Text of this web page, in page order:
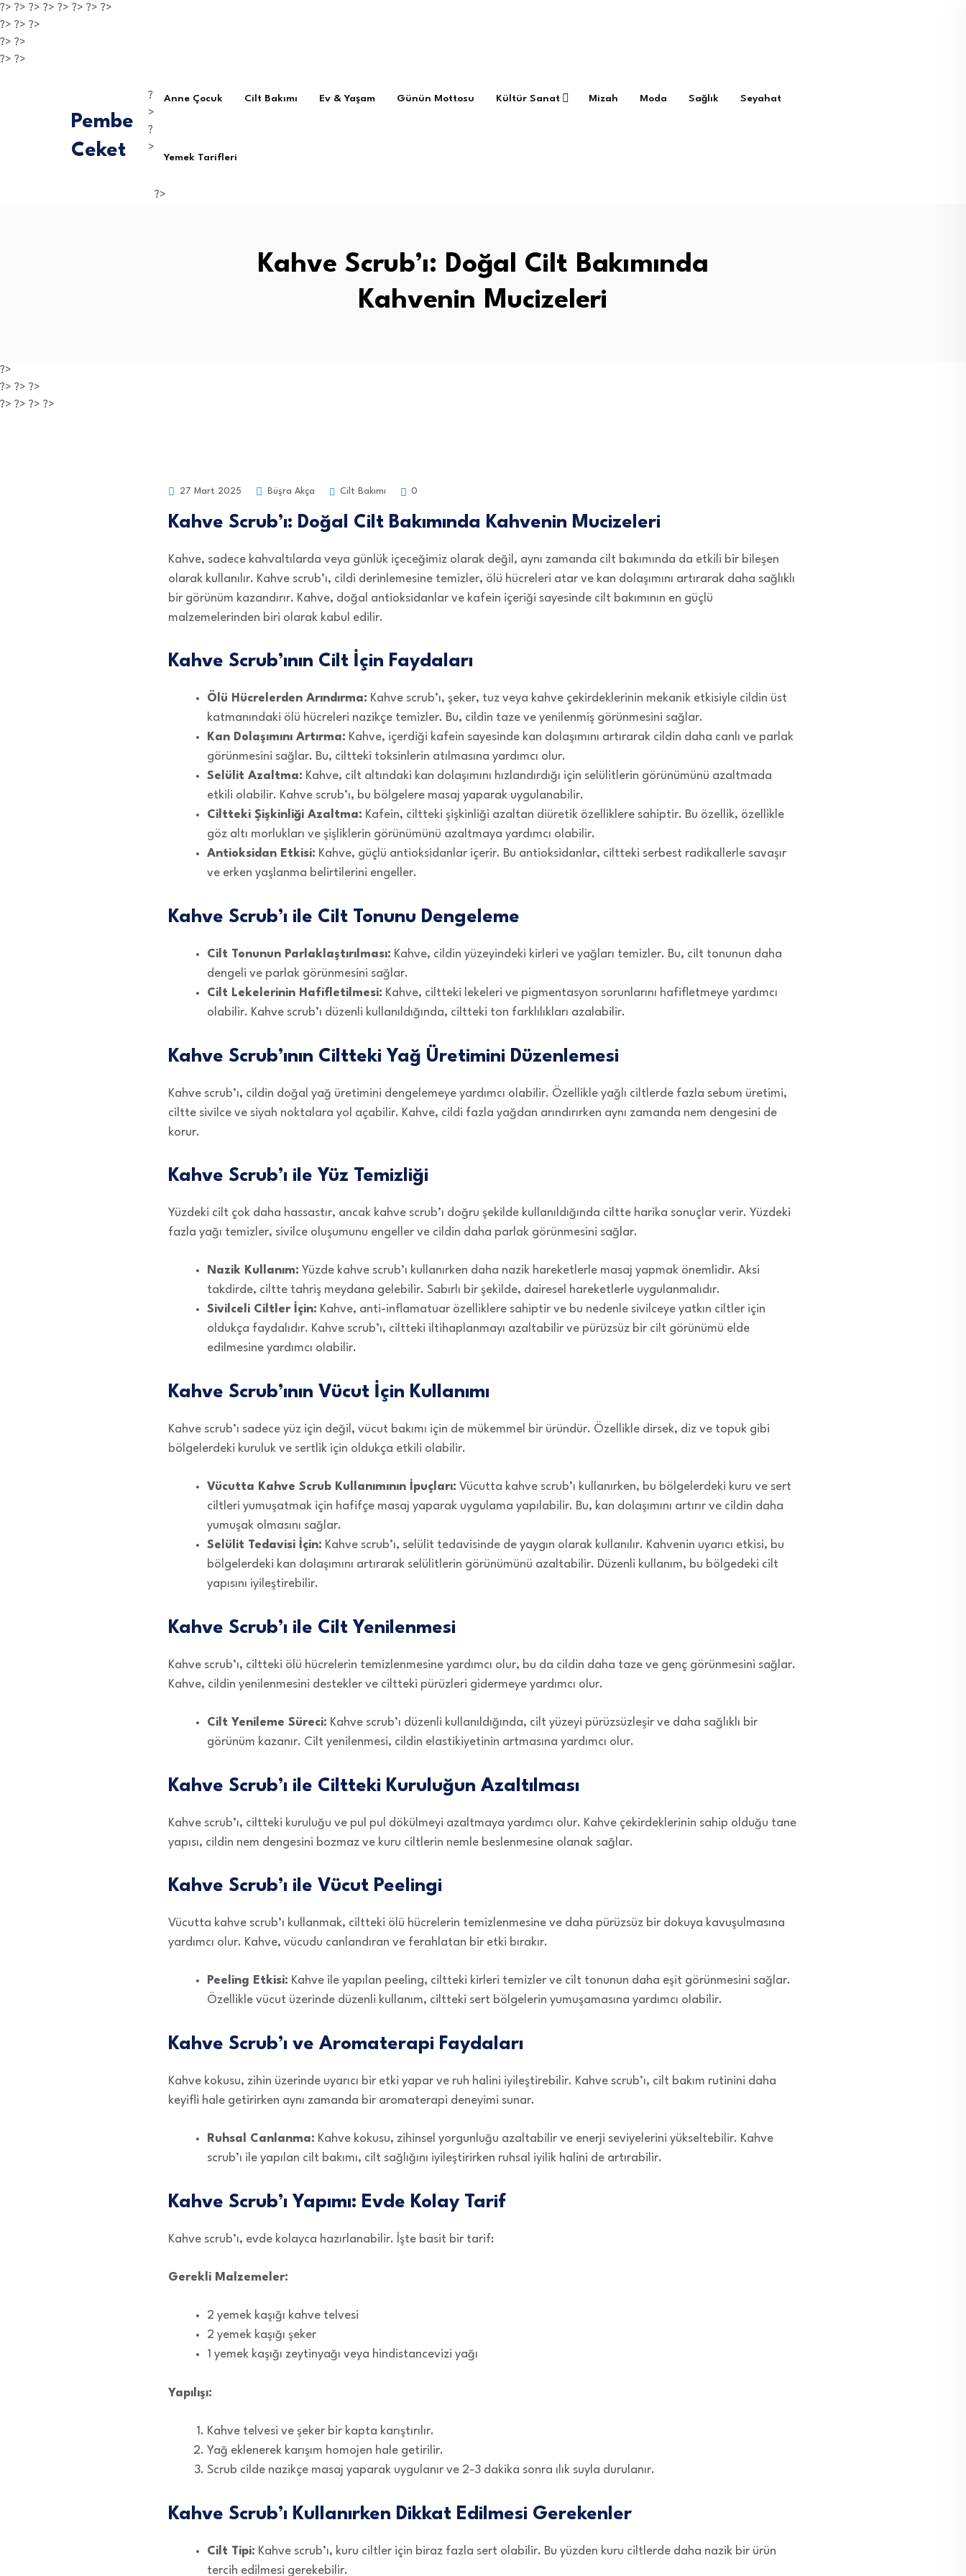
?> ?> ?> ?> ?> ?> ?> ?>
?> ?> ?>
?> ?>
?> ?>
Pembe
Ceket
?
>
?
>
Anne Çocuk Cilt Bakımı Ev & Yaşam Günün Mottosu Kültür Sanat Mizah Moda Sağlık Seyahat
Yemek Tarifleri
?>
Kahve Scrub’ı: Doğal Cilt Bakımında
Kahvenin Mucizeleri
?>
?> ?> ?>
?> ?> ?> ?>
27 Mart 2025 Büşra Akça Cilt Bakımı 0
Kahve Scrub’ı: Doğal Cilt Bakımında Kahvenin Mucizeleri
Kahve, sadece kahvaltılarda veya günlük içeceğimiz olarak değil, aynı zamanda cilt bakımında da etkili bir bileşen
olarak kullanılır. Kahve scrub’ı, cildi derinlemesine temizler, ölü hücreleri atar ve kan dolaşımını artırarak daha sağlıklı
bir görünüm kazandırır. Kahve, doğal antioksidanlar ve kafein içeriği sayesinde cilt bakımının en güçlü
malzemelerinden biri olarak kabul edilir.
Kahve Scrub’ının Cilt İçin Faydaları
Ölü Hücrelerden Arındırma: Kahve scrub’ı, şeker, tuz veya kahve çekirdeklerinin mekanik etkisiyle cildin üst
katmanındaki ölü hücreleri nazikçe temizler. Bu, cildin taze ve yenilenmiş görünmesini sağlar.
Kan Dolaşımını Artırma: Kahve, içerdiği kafein sayesinde kan dolaşımını artırarak cildin daha canlı ve parlak
görünmesini sağlar. Bu, ciltteki toksinlerin atılmasına yardımcı olur.
Selülit Azaltma: Kahve, cilt altındaki kan dolaşımını hızlandırdığı için selülitlerin görünümünü azaltmada
etkili olabilir. Kahve scrub’ı, bu bölgelere masaj yaparak uygulanabilir.
Ciltteki Şişkinliği Azaltma: Kafein, ciltteki şişkinliği azaltan diüretik özelliklere sahiptir. Bu özellik, özellikle
göz altı morlukları ve şişliklerin görünümünü azaltmaya yardımcı olabilir.
Antioksidan Etkisi: Kahve, güçlü antioksidanlar içerir. Bu antioksidanlar, ciltteki serbest radikallerle savaşır
ve erken yaşlanma belirtilerini engeller.
Kahve Scrub’ı ile Cilt Tonunu Dengeleme
Cilt Tonunun Parlaklaştırılması: Kahve, cildin yüzeyindeki kirleri ve yağları temizler. Bu, cilt tonunun daha
dengeli ve parlak görünmesini sağlar.
Cilt Lekelerinin Hafifletilmesi: Kahve, ciltteki lekeleri ve pigmentasyon sorunlarını hafifletmeye yardımcı
olabilir. Kahve scrub’ı düzenli kullanıldığında, ciltteki ton farklılıkları azalabilir.
Kahve Scrub’ının Ciltteki Yağ Üretimini Düzenlemesi
Kahve scrub’ı, cildin doğal yağ üretimini dengelemeye yardımcı olabilir. Özellikle yağlı ciltlerde fazla sebum üretimi,
ciltte sivilce ve siyah noktalara yol açabilir. Kahve, cildi fazla yağdan arındırırken aynı zamanda nem dengesini de
korur.
Kahve Scrub’ı ile Yüz Temizliği
Yüzdeki cilt çok daha hassastır, ancak kahve scrub’ı doğru şekilde kullanıldığında ciltte harika sonuçlar verir. Yüzdeki
fazla yağı temizler, sivilce oluşumunu engeller ve cildin daha parlak görünmesini sağlar.
Nazik Kullanım: Yüzde kahve scrub’ı kullanırken daha nazik hareketlerle masaj yapmak önemlidir. Aksi
takdirde, ciltte tahriş meydana gelebilir. Sabırlı bir şekilde, dairesel hareketlerle uygulanmalıdır.
Sivilceli Ciltler İçin: Kahve, anti-inflamatuar özelliklere sahiptir ve bu nedenle sivilceye yatkın ciltler için
oldukça faydalıdır. Kahve scrub’ı, ciltteki iltihaplanmayı azaltabilir ve pürüzsüz bir cilt görünümü elde
edilmesine yardımcı olabilir.
Kahve Scrub’ının Vücut İçin Kullanımı
Kahve scrub’ı sadece yüz için değil, vücut bakımı için de mükemmel bir üründür. Özellikle dirsek, diz ve topuk gibi
bölgelerdeki kuruluk ve sertlik için oldukça etkili olabilir.
Vücutta Kahve Scrub Kullanımının İpuçları: Vücutta kahve scrub’ı kullanırken, bu bölgelerdeki kuru ve sert
ciltleri yumuşatmak için hafifçe masaj yaparak uygulama yapılabilir. Bu, kan dolaşımını artırır ve cildin daha
yumuşak olmasını sağlar.
Selülit Tedavisi İçin: Kahve scrub’ı, selülit tedavisinde de yaygın olarak kullanılır. Kahvenin uyarıcı etkisi, bu
bölgelerdeki kan dolaşımını artırarak selülitlerin görünümünü azaltabilir. Düzenli kullanım, bu bölgedeki cilt
yapısını iyileştirebilir.
Kahve Scrub’ı ile Cilt Yenilenmesi
Kahve scrub’ı, ciltteki ölü hücrelerin temizlenmesine yardımcı olur, bu da cildin daha taze ve genç görünmesini sağlar.
Kahve, cildin yenilenmesini destekler ve ciltteki pürüzleri gidermeye yardımcı olur.
Cilt Yenileme Süreci: Kahve scrub’ı düzenli kullanıldığında, cilt yüzeyi pürüzsüzleşir ve daha sağlıklı bir
görünüm kazanır. Cilt yenilenmesi, cildin elastikiyetinin artmasına yardımcı olur.
Kahve Scrub’ı ile Ciltteki Kuruluğun Azaltılması
Kahve scrub’ı, ciltteki kuruluğu ve pul pul dökülmeyi azaltmaya yardımcı olur. Kahve çekirdeklerinin sahip olduğu tane
yapısı, cildin nem dengesini bozmaz ve kuru ciltlerin nemle beslenmesine olanak sağlar.
Kahve Scrub’ı ile Vücut Peelingi
Vücutta kahve scrub’ı kullanmak, ciltteki ölü hücrelerin temizlenmesine ve daha pürüzsüz bir dokuya kavuşulmasına
yardımcı olur. Kahve, vücudu canlandıran ve ferahlatan bir etki bırakır.
Peeling Etkisi: Kahve ile yapılan peeling, ciltteki kirleri temizler ve cilt tonunun daha eşit görünmesini sağlar.
Özellikle vücut üzerinde düzenli kullanım, ciltteki sert bölgelerin yumuşamasına yardımcı olabilir.
Kahve Scrub’ı ve Aromaterapi Faydaları
Kahve kokusu, zihin üzerinde uyarıcı bir etki yapar ve ruh halini iyileştirebilir. Kahve scrub’ı, cilt bakım rutinini daha
keyifli hale getirirken aynı zamanda bir aromaterapi deneyimi sunar.
Ruhsal Canlanma: Kahve kokusu, zihinsel yorgunluğu azaltabilir ve enerji seviyelerini yükseltebilir. Kahve
scrub’ı ile yapılan cilt bakımı, cilt sağlığını iyileştirirken ruhsal iyilik halini de artırabilir.
Kahve Scrub’ı Yapımı: Evde Kolay Tarif
Kahve scrub’ı, evde kolayca hazırlanabilir. İşte basit bir tarif:
Gerekli Malzemeler:
2 yemek kaşığı kahve telvesi
2 yemek kaşığı şeker
1 yemek kaşığı zeytinyağı veya hindistancevizi yağı
Yapılışı:
Kahve telvesi ve şeker bir kapta karıştırılır.
Yağ eklenerek karışım homojen hale getirilir.
Scrub cilde nazikçe masaj yaparak uygulanır ve 2-3 dakika sonra ılık suyla durulanır.
Kahve Scrub’ı Kullanırken Dikkat Edilmesi Gerekenler
Cilt Tipi: Kahve scrub’ı, kuru ciltler için biraz fazla sert olabilir. Bu yüzden kuru ciltlerde daha nazik bir ürün
tercih edilmesi gerekebilir.